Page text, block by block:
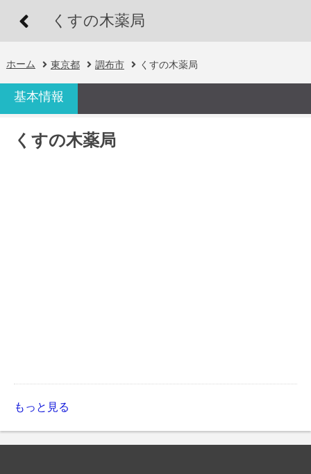
くすの木薬局
ホーム 東京都 調布市 くすの木薬局
基本情報
くすの木薬局
もっと見る